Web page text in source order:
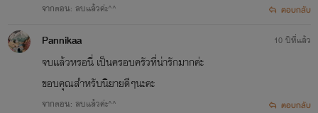
จากตอน: ลบแล้วค่ะ^^ ตอบกลับ
Pannikaa
จบแล้วหรอนี่ เป็นครอบครัวที่น่ารักมากค่ะ
ขอบคุณสำหรับนิยายดีๆนะคะ
จากตอน: ลบแล้วค่ะ^^
10 ปีที่แล้ว
ตอบกลับ